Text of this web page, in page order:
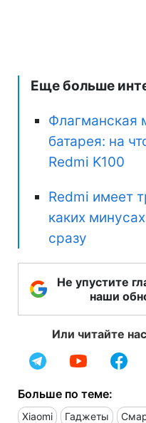
Еще больше
Флагманская
батарея: на
Redmi K100
Redmi имеет
каких
сразу
Не упустите
наши
Или читайте
Больше по теме:
Xiaomi Гаджеты